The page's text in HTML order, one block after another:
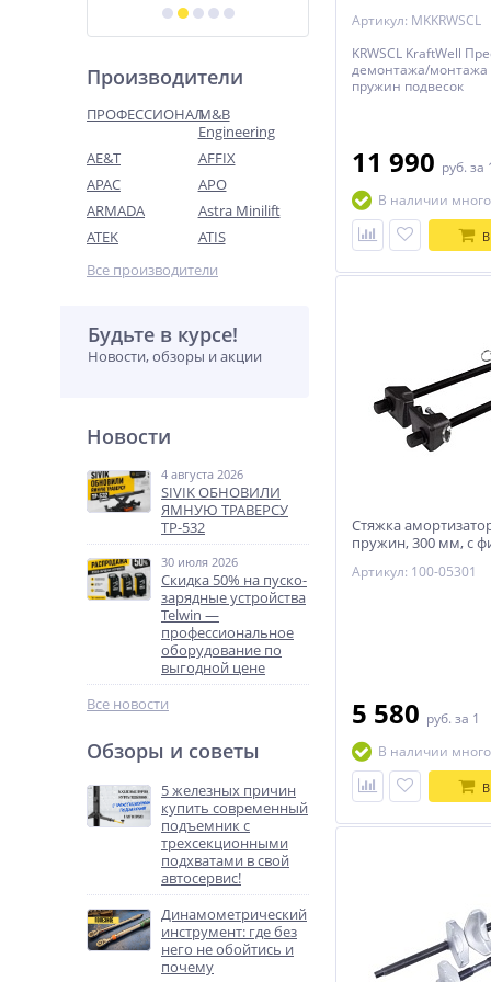
Производители
ПРОФЕССИОНАЛM&B
Engineering
AE&T
AFFIX
APAC
APO
ARMADA
Astra Minilift
ATEK
ATIS
Все производители
Будьте в курсе!
Новости, обзоры и акции
Новости
4 августа 2026
SIVIK ОБНОВИЛИ
ЯМНУЮ ТРАВЕРСУ
ТР-532
30 июля 2026
Скидка 50% на пуско-
зарядные устройства
Telwin —
профессиональное
оборудование по
выгодной цене
Все новости
Обзоры и советы
5 железных причин
купить современный
подъемник с
трехсекционными
подхватами в свой
автосервис!
Динамометрический
инструмент: где без
него не обойтись и
почему
Артикул: MKKRWSCL
KRWSCL KraftWell
демонтажа/монтажа
пружин подвесок
11 990 руб. за
В наличии много
Стяжка
пружин, 300 мм, с
одинарный крюк, 2
МАСТАК 100-05301
Артикул: 100-05301
5 580 руб. за 1
В наличии много